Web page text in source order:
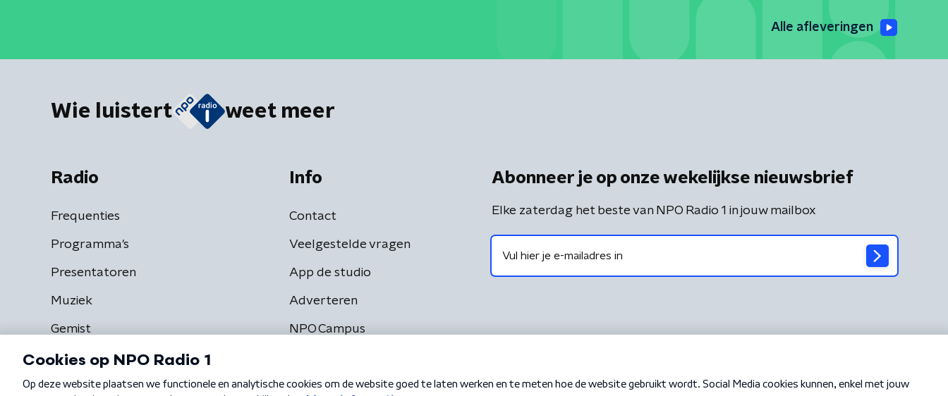
Alle afleveringen
Wie luistert weet meer
Radio
Frequenties
Programma's
Presentatoren
Muziek
Gemist
Info
Contact
Veelgestelde vragen
App de studio
Adverteren
NPO Campus
Abonneer je op onze wekelijkse nieuwsbrief
Elke zaterdag het beste van NPO Radio 1 in jouw mailbox